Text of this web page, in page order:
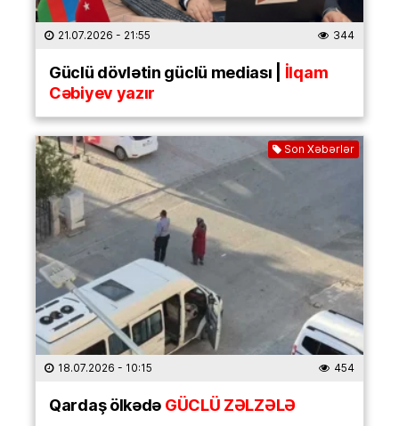
21.07.2026 - 21:55 344
Güclü dövlətin güclü mediası | İlqam
Cəbiyev yazır
Son Xəbərlər
18.07.2026 - 10:15 454
Qardaş ölkədəGÜCLÜ ZƏLZƏLƏ